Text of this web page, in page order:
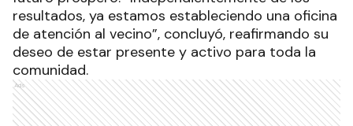
resultados, ya estamos estableciendo una oficina
de atención al vecino”, concluyó, reafirmando su
deseo de estar presente y activo para toda la
comunidad.
Ads